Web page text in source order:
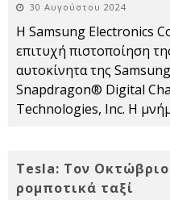
30 Αυγούστου 2024
Η Samsung Electronics
επιτυχή πιστοποίηση
αυτοκίνητα της
Snapdragon® Digital
Technologies, Inc. Η
Tesla: Τον
ρομποτικά ταξί